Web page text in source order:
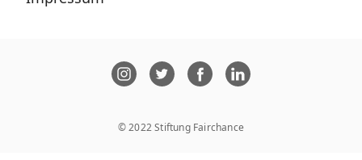
© 2022 Stiftung Fairchance